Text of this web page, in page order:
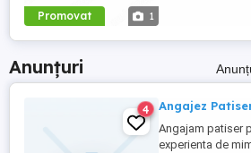
Promovat 1
Anunțuri
4 Angajez
Angajam patiser
experienta de